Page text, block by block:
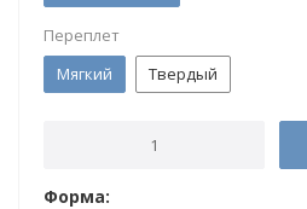
Переплет
Мягкий
Твердый
Форма: